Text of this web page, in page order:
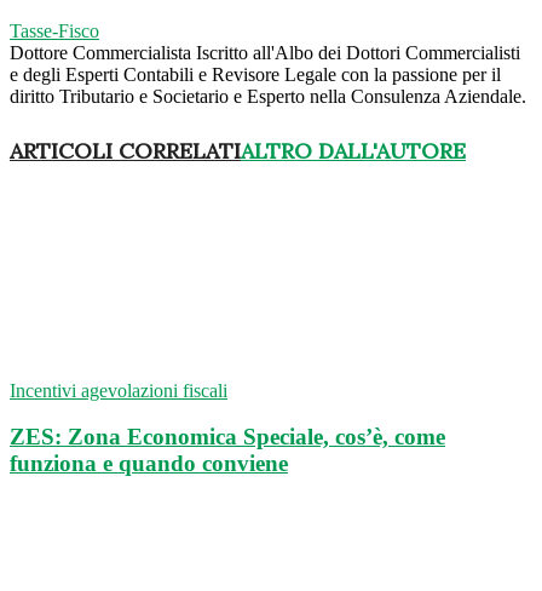
Tasse-Fisco
Dottore Commercialista Iscritto all'Albo dei Dottori Commercialisti
e degli Esperti Contabili e Revisore Legale con la passione per il
diritto Tributario e Societario e Esperto nella Consulenza Aziendale.
ARTICOLI CORRELATIALTRO DALL'AUTORE
Incentivi agevolazioni fiscali
ZES: Zona Economica Speciale, cos’è, come
funziona e quando conviene